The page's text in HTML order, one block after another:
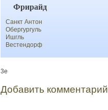
Фрирайд
Санкт Антон
Обергургуль
Ишгль
Вестендорф
3e
Добавить комментарий